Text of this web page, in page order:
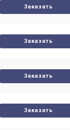
Заказать
Заказать
Заказать
Заказать